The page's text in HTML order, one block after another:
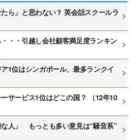
ら」と思わない？ 英会話スクールラ
・・引越し会社顧客満足度ランキン
1位はシンガポール、最多ランクイ
サービス1位はどこの国？ （12年10
な人」 もっとも多い意見は“騒音系”